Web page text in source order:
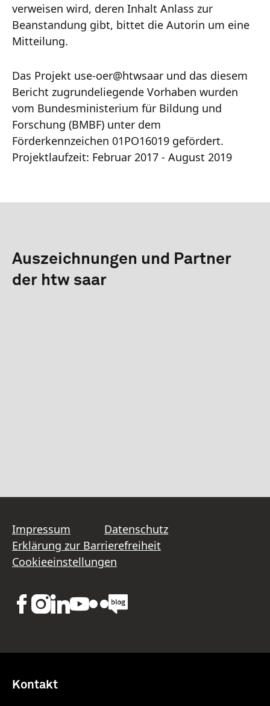
verweisen wird, deren Inhalt Anlass zur
Beanstandung gibt, bittet die Autorin um eine
Mitteilung.
Das Projekt use-oer@htwsaar und das diesem
Bericht zugrundeliegende Vorhaben wurden
vom Bundesministerium für Bildung und
Forschung (BMBF) unter dem
Förderkennzeichen 01PO16019 gefördert.
Projektlaufzeit: Februar 2017 - August 2019
Auszeichnungen und Partner
der htw saar
Impressum
Datenschutz
Erklärung zur Barrierefreiheit
Cookieeinstellungen
Kontakt